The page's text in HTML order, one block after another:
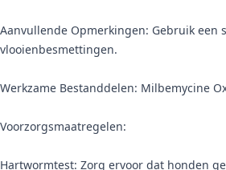
Aanvullende Opmerkingen: Gebruik
vlooienbesmettingen.
Werkzame Bestanddelen: Milbemycine
Voorzorgsmaatregelen:
Hartwormtest: Zorg ervoor dat honden